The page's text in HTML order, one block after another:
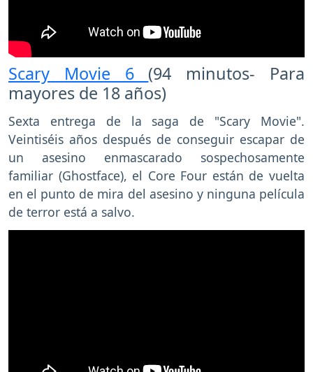
Scary Movie 6 (94 minutos- Para
mayores de 18 años)
Sexta entrega de la saga de "Scary Movie".
Veintiséis años después de conseguir escapar de
un asesino enmascarado sospechosamente
familiar (Ghostface), el Core Four están de vuelta
en el punto de mira del asesino y ninguna película
de terror está a salvo.